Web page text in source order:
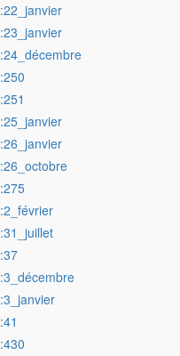
:22_janvier
:23_janvier
:24_décembre
:250
:251
:25_janvier
:26_janvier
:26_octobre
:275
:2_février
:31_juillet
:37
:3_décembre
:3_janvier
:41
:430